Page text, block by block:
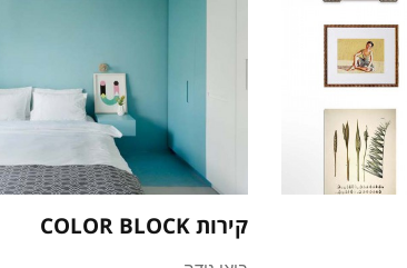
קירות COLOR BLOCK